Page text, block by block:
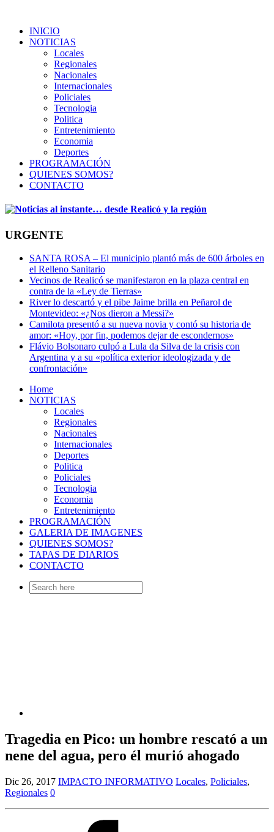
INICIO
NOTICIAS
Locales
Regionales
Nacionales
Internacionales
Policiales
Tecnologia
Politica
Entretenimiento
Economia
Deportes
PROGRAMACIÓN
QUIENES SOMOS?
CONTACTO
URGENTE
SANTA ROSA – El municipio plantó más de 600 árboles en
el Relleno Sanitario
Vecinos de Realicó se manifestaron en la plaza central en
contra de la «Ley de Tierras»
River lo descartó y el pibe Jaime brilla en Peñarol de
Montevideo: «¿Nos dieron a Messi?»
Camilota presentó a su nueva novia y contó su historia de
amor: «Hoy, por fin, podemos dejar de escondernos»
Flávio Bolsonaro culpó a Lula da Silva de la crisis con
Argentina y a su «política exterior ideologizada y de
confrontación»
Home
NOTICIAS
Locales
Regionales
Nacionales
Internacionales
Deportes
Politica
Policiales
Tecnologia
Economia
Entretenimiento
PROGRAMACIÓN
GALERIA DE IMAGENES
QUIENES SOMOS?
TAPAS DE DIARIOS
CONTACTO
Search
for:
Tragedia en Pico: un hombre rescató a un
nene del agua, pero él murió ahogado
Dic 26, 2017 IMPACTO INFORMATIVO Locales, Policiales,
Regionales 0